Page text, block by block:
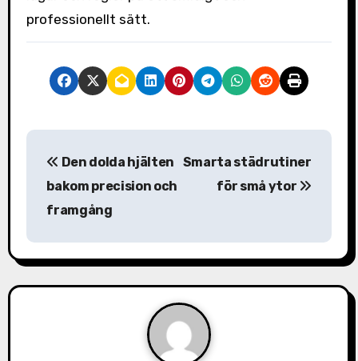
professionellt sätt.
I
ä
g
Den dolda hjälten
bakom precision och
framgång
Smarta städrutiner
för små ytor